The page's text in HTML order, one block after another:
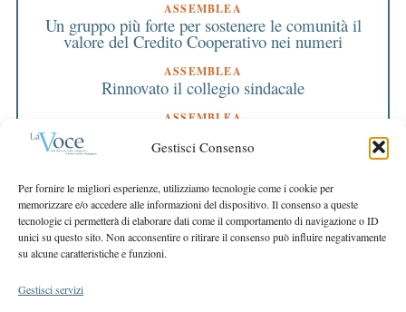
Gestisci Consenso
Per fornire le migliori esperienze, utilizziamo tecnologie come i cookie per
memorizzare e/o accedere alle informazioni del dispositivo. Il consenso a queste
tecnologie ci permetterà di elaborare dati come il comportamento di navigazione o ID
unici su questo sito. Non acconsentire o ritirare il consenso può influire negativamente
su alcune caratteristiche e funzioni.
Gestisci servizi
ASSEMBLEA
Un gruppo più forte per sostenere le comunità il
valore del Credito Cooperativo nei numeri
ASSEMBLEA
Rinnovato il collegio sindacale
ASSEMBLEA
Bilancio approvato all’unanimità e 2 milioni
destinati al territorio
Crescere restando riconoscibili
EDITORIALE PRESIDENTE
Costruire futuro insieme